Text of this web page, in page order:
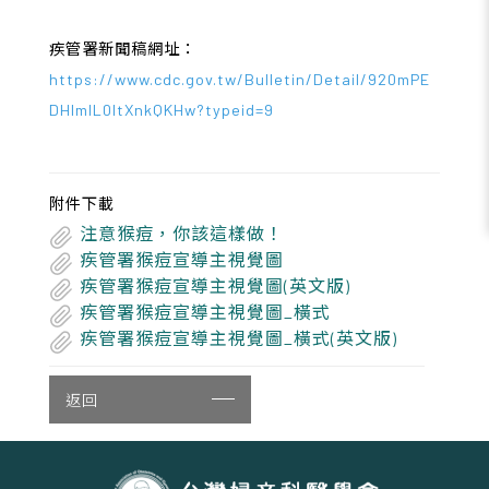
疾管署新聞稿網址：
https://www.cdc.gov.tw/Bulletin/Detail/920mPE
DHlmlL0ItXnkQKHw?typeid=9
附件下載
注意猴痘，你該這樣做！
疾管署猴痘宣導主視覺圖
疾管署猴痘宣導主視覺圖(英文版)
疾管署猴痘宣導主視覺圖_橫式
疾管署猴痘宣導主視覺圖_橫式(英文版)
返回